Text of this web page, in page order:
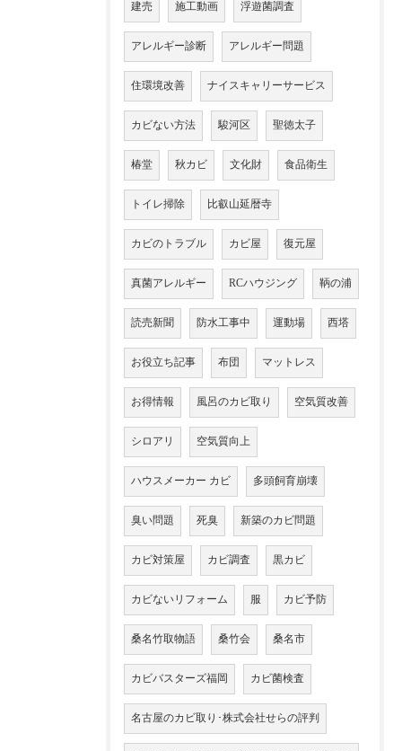
建売 施工動画 浮遊菌調査
アレルギー診断 アレルギー問題
住環境改善 ナイスキャリーサービス
カビない方法 駿河区 聖徳太子
椿堂 秋カビ 文化財 食品衛生
トイレ掃除 比叡山延暦寺
カビのトラブル カビ屋 復元屋
真菌アレルギー RCハウジング 鞆の浦
読売新聞 防水工事中 運動場 西塔
お役立ち記事 布団 マットレス
お得情報 風呂のカビ取り 空気質改善
シロアリ 空気質向上
ハウスメーカー カビ 多頭飼育崩壊
臭い問題 死臭 新築のカビ問題
カビ対策屋 カビ調査 黒カビ
カビないリフォーム 服 カビ予防
桑名竹取物語 桑竹会 桑名市
カビバスターズ福岡 カビ菌検査
名古屋のカビ取り･株式会社せらの評判